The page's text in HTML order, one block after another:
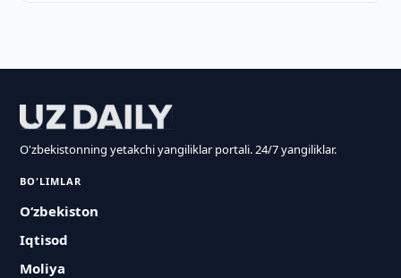
O'zbekistonning yetakchi yangiliklar portali. 24/7 yangiliklar.
BO'LIMLAR
O‘zbekiston
Iqtisod
Moliya